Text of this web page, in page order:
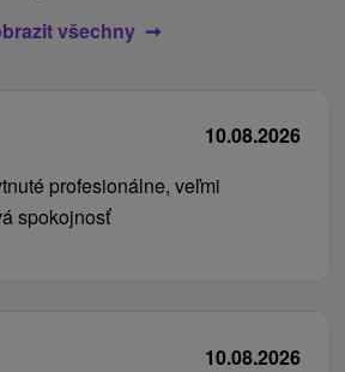
všechny
10.08.2026
profesionálne, veľmi
spokojnosť
10.08.2026